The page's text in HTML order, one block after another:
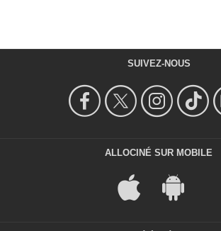
SUIVEZ-NOUS
ALLOCINÉ SUR MOBILE